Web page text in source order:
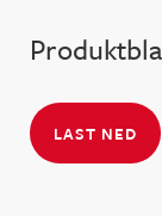
LAST NED